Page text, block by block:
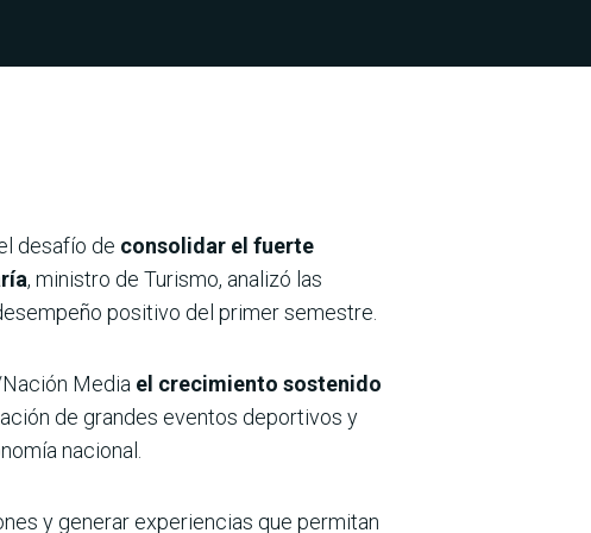
desafío de consolidar el fuerte
, ministro de Turismo, analizó las
positivo del primer semestre.
Media el crecimiento sostenido
de grandes eventos deportivos y
nacional.
y generar experiencias que permitan